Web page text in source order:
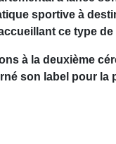
sportive à
ce type
à la deuxième
son label pour la